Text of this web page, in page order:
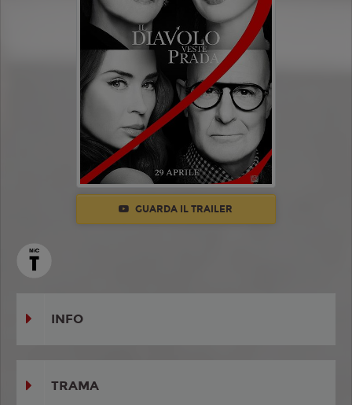
GUARDA IL TRAILER
INFO
TRAMA